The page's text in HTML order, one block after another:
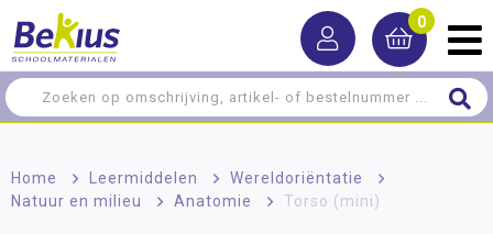
0
Home > Leermiddelen > Wereldoriëntatie
>
Natuur en milieu
> Anatomie > Torso (mini)